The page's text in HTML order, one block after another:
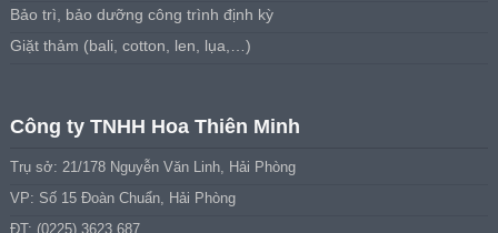
Bảo trì, bảo dưỡng công trình định kỳ
Giặt thảm (bali, cotton, len, lụa,…)
Công ty TNHH Hoa Thiên Minh
Trụ sở: 21/178 Nguyễn Văn Linh, Hải Phòng
VP: Số 15 Đoàn Chuẩn, Hải Phòng
ĐT: (0225) 3623 687